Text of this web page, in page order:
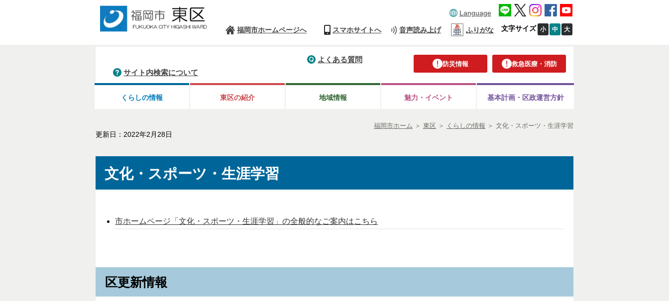
Language
福岡市ホームページへ スマホサイトへ 音声読み上げ ふりがな 文字サイズ 小 中 大
防災情報 救急医療・消防
よくある質問
サイト内検索について
くらしの情報 東区の紹介 地域情報 魅力・イベント 基本計画・ 区政運営方針
福岡市ホーム ＞ 東区 ＞ くらしの情報 ＞ 文化・スポーツ・生涯学習
更新日：2022年2月28日
文化・スポーツ・生涯学習
市ホームページ「文化・スポーツ・生涯学習」の全般的なご案内はこちら
区更新情報